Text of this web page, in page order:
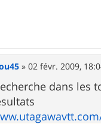
»02 févr. 2009,
dans les